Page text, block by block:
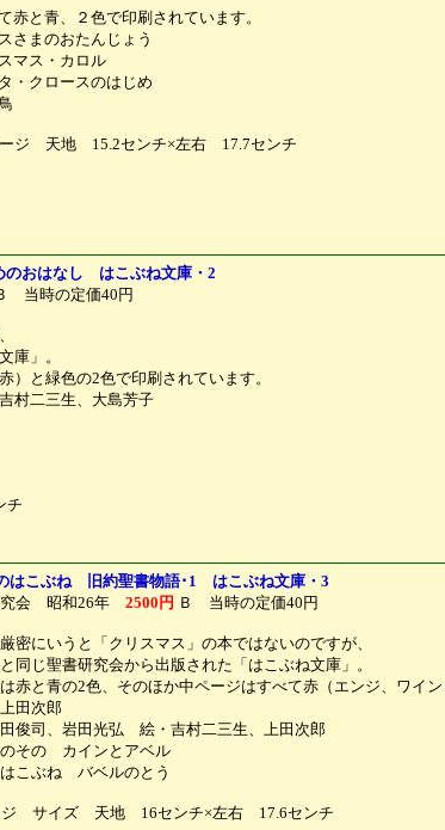
赤と青、２色で印刷されています。
さまのおたんじょう
マス・カロル
・クロースのはじめ
ジ 天地 15.2センチ×左右 17.7センチ
のおはなし はこぶね文庫・2
当時の定価40円
庫」。
）と緑色の2色で印刷されています。
村二三生、大島芳子
チ
はこぶね 旧約聖書物語･1 はこぶね文庫・3
究会 昭和26年 2500円 Ｂ 当時の定価40円
密にいうと「クリスマス」の本ではないのですが、
同じ聖書研究会から出版された「はこぶね文庫」。
赤と青の2色、そのほか中ページはすべて赤（エンジ、ワイ
田次郎
俊司、岩田光弘 絵・吉村二三生、上田次郎
その カインとアベル
こぶね バベルのとう
ジ サイズ 天地 16センチ×左右 17.6センチ